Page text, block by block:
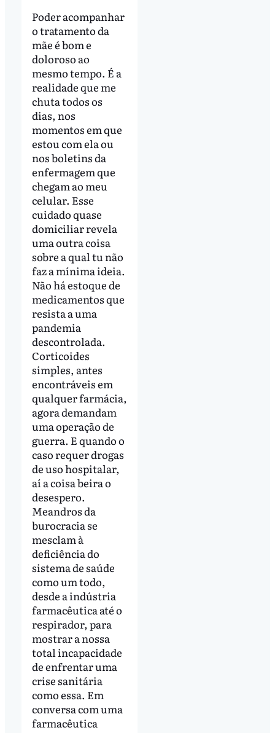
Poder acompanhar
o tratamento da
mãe é bom e
doloroso ao
mesmo tempo. É a
realidade que me
chuta todos os
dias, nos
momentos em que
estou com ela ou
nos boletins da
enfermagem que
chegam ao meu
celular. Esse
cuidado quase
domiciliar revela
uma outra coisa
sobre a qual tu não
faz a mínima ideia.
Não há estoque de
medicamentos que
resista a uma
pandemia
descontrolada.
Corticoides
simples, antes
encontráveis em
qualquer farmácia,
agora demandam
uma operação de
guerra. E quando o
caso requer drogas
de uso hospitalar,
aí a coisa beira o
desespero.
Meandros da
burocracia se
mesclam à
deficiência do
sistema de saúde
como um todo,
desde a indústria
farmacêutica até o
respirador, para
mostrar a nossa
total incapacidade
de enfrentar uma
crise sanitária
como essa. Em
conversa com uma
farmacêutica